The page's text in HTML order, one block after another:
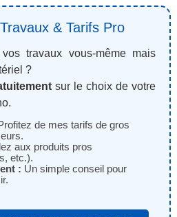
& Tarifs Pro
travaux vous-même mais
?
sur le choix de votre
de mes tarifs de gros
aux produits pros
etc.).
: Un simple conseil pour